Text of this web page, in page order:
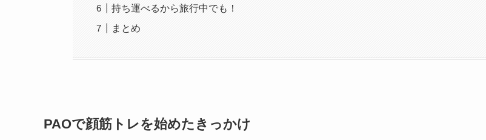
持ち運べるから旅行中でも！
まとめ
PAOで顔筋トレを始めたきっかけ